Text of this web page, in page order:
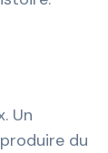
Un
du